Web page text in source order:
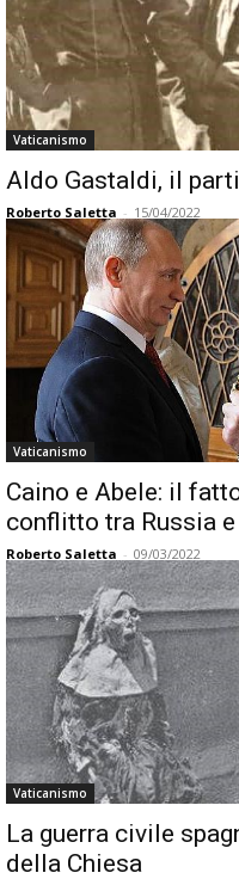
Vaticanismo
Aldo Gastaldi, il
Roberto Saletta - 15/04/2022
Vaticanismo
Caino e Abele: il
conflitto tra Russia e
Roberto Saletta - 09/03/2022
Vaticanismo
La guerra civile
della Chiesa